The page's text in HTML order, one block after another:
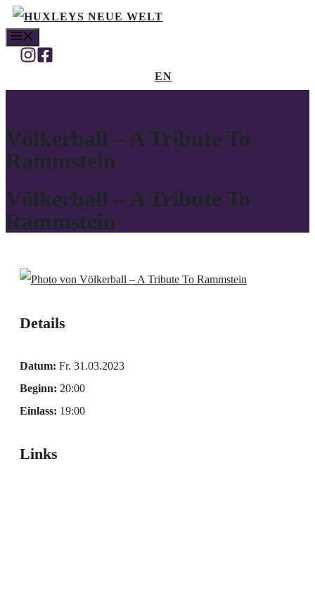
Zum
Inhalt
springen
EN
Völkerball – A Tribute To
Rammstein
Völkerball – A Tribute To
Rammstein
Details
Datum: Fr. 31.03.2023
Beginn: 20:00
Einlass: 19:00
Links